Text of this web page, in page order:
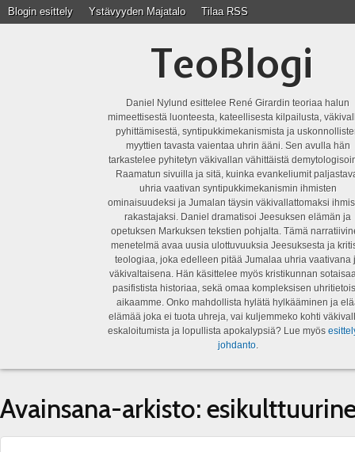
Blogin esittely Ystävyyden Majatalo Tilaa RSS
TeoBlogi
Daniel Nylund esittelee René Girardin teoriaa halun
mimeettisestä luonteesta, kateellisesta kilpailusta,
pyhittämisestä, syntipukkimekanismista ja
myyttien tavasta vaientaa uhrin ääni. Sen avulla hän
tarkastelee pyhitetyn väkivallan vähittäistä
Raamatun sivuilla ja sitä, kuinka evankeliumit
uhria vaativan syntipukkimekanismin ihmisten
ominaisuudeksi ja Jumalan täysin väkivallattomaksi
rakastajaksi. Daniel dramatisoi Jeesuksen elämän ja
opetuksen Markuksen tekstien pohjalta. Tämä
menetelmä avaa uusia ulottuvuuksia Jeesuksesta ja
teologiaa, joka edelleen pitää Jumalaa uhria vaativana
väkivaltaisena. Hän käsittelee myös kristikunnan
pasifistista historiaa, sekä omaa kompleksisen
aikaamme. Onko mahdollista hylätä hylkääminen ja
elämää joka ei tuota uhreja, vai kuljemmeko kohti
eskaloitumista ja lopullista apokalypsiä? Lue myös
johdanto.
Avainsana-arkisto: